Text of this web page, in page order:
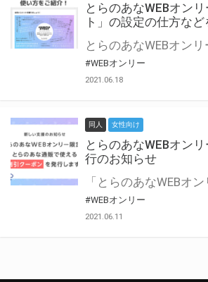
とらのあなWEBオン
ト」の設定の仕方な
#WEBオンリー
2021.06.18
同人 女性向け
とらのあなWEBオン
行のお知らせ
#WEBオンリー
2021.06.11